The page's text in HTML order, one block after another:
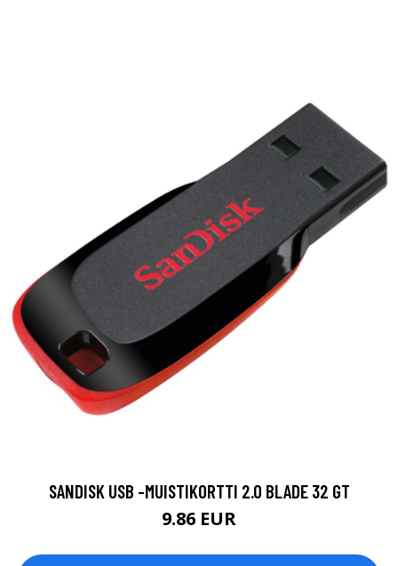
SANDISK USB -MUISTIKORTTI 2.0 BLADE 32 GT
9.86 EUR